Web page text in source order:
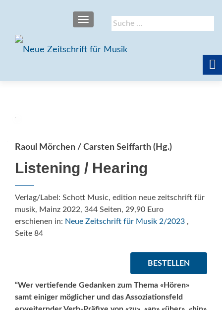
Suche
nach:
SCHALTE NAVIGATION
Raoul Mörchen / Carsten Seiffarth (Hg.)
Listening / Hearing
Verlag/Label: Schott Music, edition neue zeitschrift für
musik, Mainz 2022, 344 Seiten, 29,90 Euro
erschienen in: Neue Zeitschrift für Musik 2/2023 ,
Seite 84
BESTELLEN
“Wer vertiefende Gedanken zum Thema «Hören»
samt einiger möglicher und das Assoziationsfeld